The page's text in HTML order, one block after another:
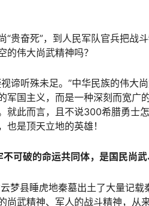
“贵奋死”，到人民军队官兵把战
的伟大尚武精神吗？
谛听殊未足。”中华民族的伟大
军国主义，而是一种深刻而宽广
就此而言，且不说300希腊勇士
也是顶天立地的英雄！
可破的命运共同体，是国民尚
梦县睡虎地秦墓出土了大量记
尚武精神、军人的战斗精神，从